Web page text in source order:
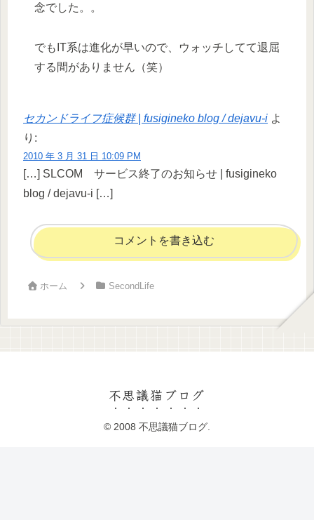
念でした。。
でもIT系は進化が早いので、ウォッチしてて退屈
する間がありません（笑）
セカンドライフ症候群 | fusigineko blog / dejavu-i よ
り:
2010 年 3 月 31 日 10:09 PM
[…] SLCOM サービス終了のお知らせ | fusigineko
blog / dejavu-i […]
コメントを書き込む
ホーム SecondLife
不思議猫ブログ
© 2008 不思議猫ブログ.